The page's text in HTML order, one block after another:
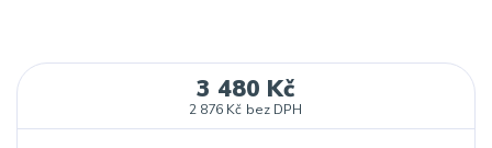
3 480 Kč
2 876 Kč bez DPH